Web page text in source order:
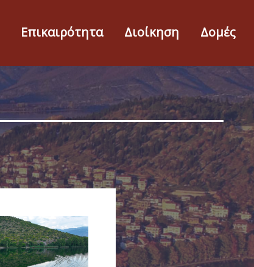
Επικαιρότητα Διοίκηση Δομές